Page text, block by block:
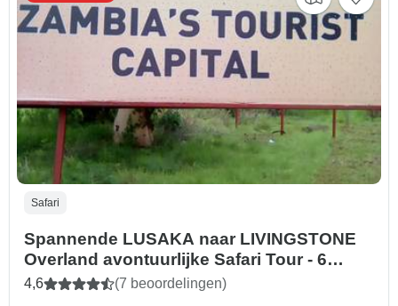
Safari
Spannende LUSAKA naar LIVINGSTONE
Overland avontuurlijke Safari Tour - 6
Dagen
4,6 (7 beoordelingen)